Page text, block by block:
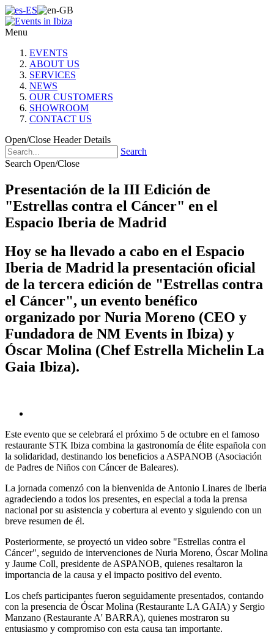
Menu
EVENTS
ABOUT US
SERVICES
NEWS
OUR CUSTOMERS
SHOWROOM
CONTACT US
Open/Close Header Details
Search
Search Open/Close
Presentación de la III Edición de
"Estrellas contra el Cáncer" en el
Espacio Iberia de Madrid
Hoy se ha llevado a cabo en el Espacio
Iberia de Madrid la presentación oficial
de la tercera edición de "Estrellas contra
el Cáncer", un evento benéfico
organizado por Nuria Moreno (CEO y
Fundadora de NM Events in Ibiza) y
Óscar Molina (Chef Estrella Michelin La
Gaia Ibiza).
Este evento que se celebrará el próximo 5 de octubre en el famoso
restaurante STK Ibiza combina la gastronomía de élite española con
la solidaridad, destinando los beneficios a ASPANOB (Asociación
de Padres de Niños con Cáncer de Baleares).
La jornada comenzó con la bienvenida de Antonio Linares de Iberia
agradeciendo a todos los presentes, en especial a toda la prensa
nacional por su asistencia y cobertura al evento y siguiendo con un
breve resumen de él.
Posteriormente, se proyectó un video sobre "Estrellas contra el
Cáncer", seguido de intervenciones de Nuria Moreno, Óscar Molina
y Jaume Coll, presidente de ASPANOB, quienes resaltaron la
importancia de la causa y el impacto positivo del evento​​.
Los chefs participantes fueron seguidamente presentados, contando
con la presencia de Óscar Molina (Restaurante LA GAIA) y Sergio
Manzano (Restaurante A' BARRA), quienes mostraron su
entusiasmo y compromiso con esta causa tan importante.